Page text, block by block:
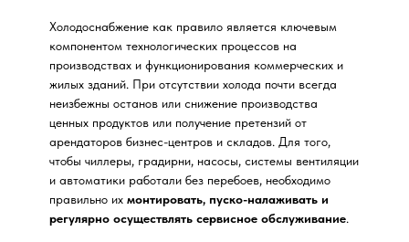
Холодоснабжение как правило является ключевым
компонентом технологических процессов на
производствах и функционирования коммерческих и
жилых зданий. При отсутствии холода почти всегда
неизбежны останов или снижение производства
ценных продуктов или получение претензий от
арендаторов бизнес-центров и складов. Для того,
чтобы чиллеры, градирни, насосы, системы вентиляции
и автоматики работали без перебоев, необходимо
правильно их монтировать, пуско-налаживать и
регулярно осуществлять сервисное обслуживание.